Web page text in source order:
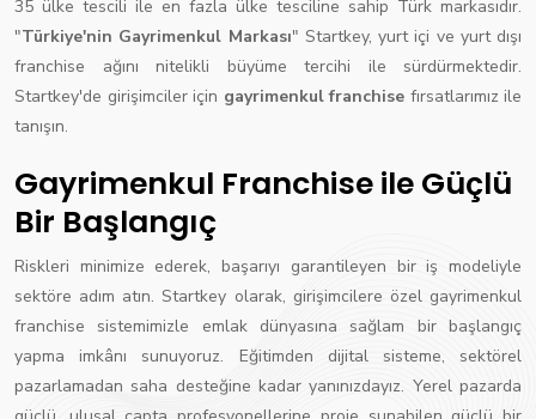
35 ülke tescili ile en fazla ülke tesciline sahip Türk markasıdır.
"Türkiye'nin Gayrimenkul Markası" Startkey, yurt içi ve yurt dışı
franchise ağını nitelikli büyüme tercihi ile sürdürmektedir.
Startkey'de girişimciler için gayrimenkul franchise fırsatlarımız ile
tanışın.
Gayrimenkul Franchise ile Güçlü
Bir Başlangıç
Riskleri minimize ederek, başarıyı garantileyen bir iş modeliyle
sektöre adım atın. Startkey olarak, girişimcilere özel gayrimenkul
franchise sistemimizle emlak dünyasına sağlam bir başlangıç
yapma imkânı sunuyoruz. Eğitimden dijital sisteme, sektörel
pazarlamadan saha desteğine kadar yanınızdayız. Yerel pazarda